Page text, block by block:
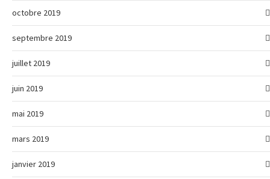
octobre 2019
septembre 2019
juillet 2019
juin 2019
mai 2019
mars 2019
janvier 2019